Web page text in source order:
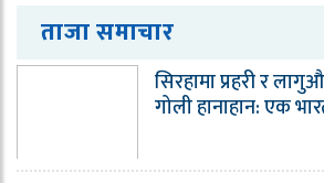
ताजा समाचार
सिरहामा प्रहरी र
गोली हानाहान: एक